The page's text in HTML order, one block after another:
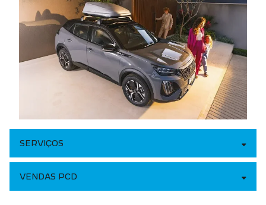
SERVIÇOS
VENDAS PCD